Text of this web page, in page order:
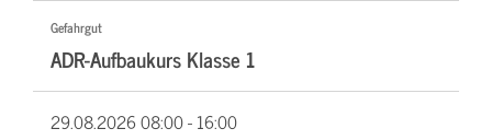
Gefahrgut
ADR-Aufbaukurs Klasse 1
29.08.202608:00 - 16:00